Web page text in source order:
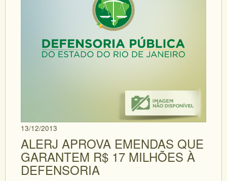
13/12/2013
ALERJ APROVA EMENDAS QUE
GARANTEM R$ 17 MILHÕES À
DEFENSORIA